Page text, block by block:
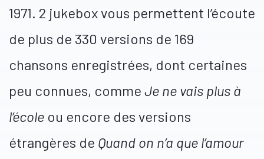
1971. 2 jukebox vous permettent l’écoute
de plus de 330 versions de 169
chansons enregistrées, dont certaines
peu connues, comme Je ne vais plus à
l’école ou encore des versions
étrangères de Quand on n’a que l’amour